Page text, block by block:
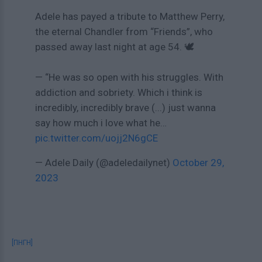
Adele has payed a tribute to Matthew Perry,
the eternal Chandler from “Friends”, who
passed away last night at age 54. 🕊️
— “He was so open with his struggles. With
addiction and sobriety. Which i think is
incredibly, incredibly brave (...) just wanna
say how much i love what he…
pic.twitter.com/uojj2N6gCE
— Adele Daily (@adeledailynet) October 29,
2023
[ΠΗΓΗ]